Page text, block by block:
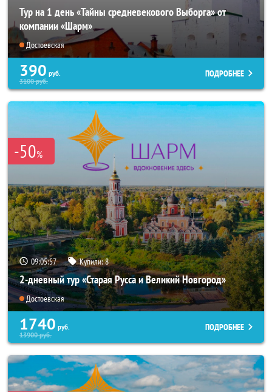
Тур на 1 день «Тайны средневекового Выборга» от
компании «Шарм»
Достоевская
390 руб.
3100руб.
ПОДРОБНЕЕ
-50%
09:05:55 Купили:8
2-дневный тур «Старая Русса и Великий Новгород»
Достоевская
1740 руб.
13900руб.
ПОДРОБНЕЕ